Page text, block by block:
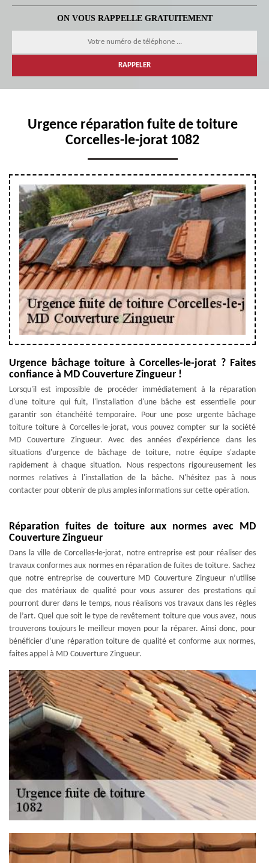
ON VOUS RAPPELLE GRATUITEMENT
Urgence réparation fuite de toiture
Corcelles-le-jorat 1082
Urgence bâchage toiture à Corcelles-le-jorat ? Faites
confiance à MD Couverture Zingueur !
Lorsqu'il est impossible de procéder immédiatement à la réparation
d'une toiture qui fuit, l'installation d'une bâche est essentielle pour
garantir son étanchéité temporaire. Pour une pose urgente bâchage
toiture toiture à Corcelles-le-jorat, vous pouvez compter sur la société
MD Couverture Zingueur. Avec des années d'expérience dans les
situations d'urgence de bâchage de toiture, notre équipe s'adapte
rapidement à chaque situation. Nous respectons rigoureusement les
normes relatives à l'installation de la bâche. N'hésitez pas à nous
contacter pour obtenir de plus amples informations sur cette opération.
Réparation fuites de toiture aux normes avec MD
Couverture Zingueur
Dans la ville de Corcelles-le-jorat, notre entreprise est pour réaliser des
travaux conformes aux normes en réparation de fuites de toiture. Sachez
que notre entreprise de couverture MD Couverture Zingueur n’utilise
que des matériaux de qualité pour vous assurer des prestations qui
pourront durer dans le temps, nous réalisons vos travaux dans les règles
de l’art. Quel que soit le type de revêtement toiture que vous avez, nous
trouverons toujours le meilleur moyen pour la réparer. Ainsi donc, pour
bénéficier d’une réparation toiture de qualité et conforme aux normes,
faites appel à MD Couverture Zingueur.